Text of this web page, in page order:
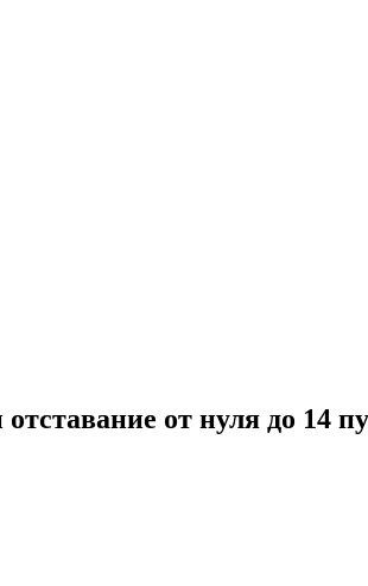
от нуля до 14